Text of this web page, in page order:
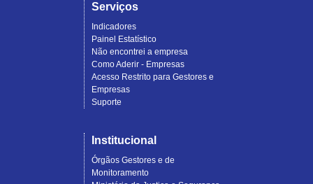
Serviços
Indicadores
Painel Estatístico
Não encontrei a empresa
Como Aderir - Empresas
Acesso Restrito para Gestores e
Empresas
Suporte
Institucional
Órgãos Gestores e de
Monitoramento